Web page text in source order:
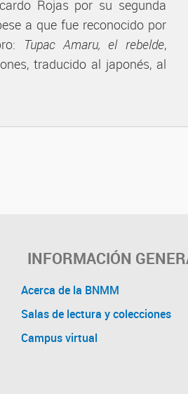
Rojas por su segunda
a que fue reconocido por
Tupac Amaru, el rebelde,
traducido al japonés, al
INFORMACIÓN
Acerca de la BNMM
Salas de lectura y colecciones
Campus virtual